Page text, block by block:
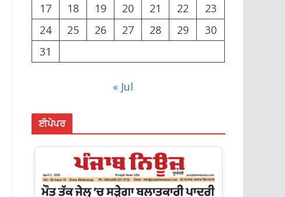
17
18 19 20 21 22
23
24
25 26 27 28 29
30
31
« Jul
ਈਪੇਪਰ